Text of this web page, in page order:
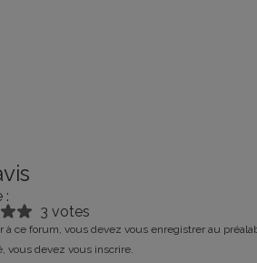
:
3 votes
à ce forum, vous devez vous enregistrer au
vous devez vous inscrire.